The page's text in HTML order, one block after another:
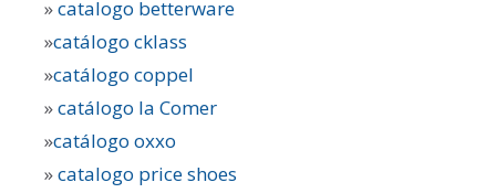
»catalogo betterware
»catálogo cklass
»catálogo coppel
»catálogo la Comer
»catálogo oxxo
»catalogo price shoes